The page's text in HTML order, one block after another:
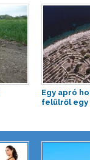
Egy apró
felülről egy